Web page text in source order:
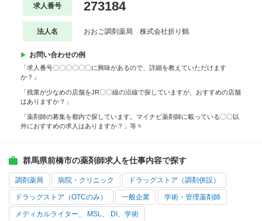
求人番号 273184
法人名 おおご調剤薬局 株式会社折り鶴
お問い合わせの例
「求人番号〇〇〇〇〇〇に興味があるので、詳細を教えていただけます
か？」
「残業が少なめの店舗をJR〇〇線の沿線で探していますが、おすすめの店舗
はありますか？」
「薬剤師の募集を都内で探しています。マイナビ薬剤師に載っている〇〇以
外におすすめの求人はありますか？」等々
群馬県前橋市の薬剤師求人を仕事内容で探す
調剤薬局 病院・クリニック ドラッグストア（調剤併設）
ドラッグストア（OTCのみ） 一般企業 学術・管理薬剤師
メディカルライター、 MSL、 DI、学術